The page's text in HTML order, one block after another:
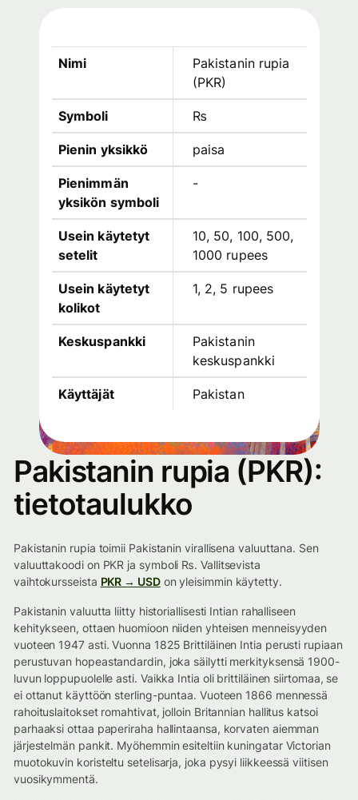
Nimi
Pakistanin rupia
(PKR)
Symboli ₨
Pienin yksikkö paisa
Pienimmän
yksikön symboli
-
Usein käytetyt
setelit
10, 50, 100, 500,
1000 rupees
Usein käytetyt
kolikot
1, 2, 5 rupees
Keskuspankki
Pakistanin
keskuspankki
Käyttäjät Pakistan
Pakistanin rupia (PKR):
tietotaulukko
Pakistanin rupia toimii Pakistanin virallisena valuuttana. Sen
valuuttakoodi on PKR ja symboli ₨. Vallitsevista
vaihtokursseista PKR → USDon yleisimmin käytetty.
Pakistanin valuutta liitty historiallisesti Intian rahalliseen
kehitykseen, ottaen huomioon niiden yhteisen menneisyyden
vuoteen 1947 asti. Vuonna 1825 Brittiläinen Intia perusti rupiaan
perustuvan hopeastandardin, joka säilytti merkityksensä 1900-
luvun loppupuolelle asti. Vaikka Intia oli brittiläinen siirtomaa, se
ei ottanut käyttöön sterling-puntaa. Vuoteen 1866 mennessä
rahoituslaitokset romahtivat, jolloin Britannian hallitus katsoi
parhaaksi ottaa paperiraha hallintaansa, korvaten aiemman
järjestelmän pankit. Myöhemmin esiteltiin kuningatar Victorian
muotokuvin koristeltu setelisarja, joka pysyi liikkeessä viitisen
vuosikymmentä.